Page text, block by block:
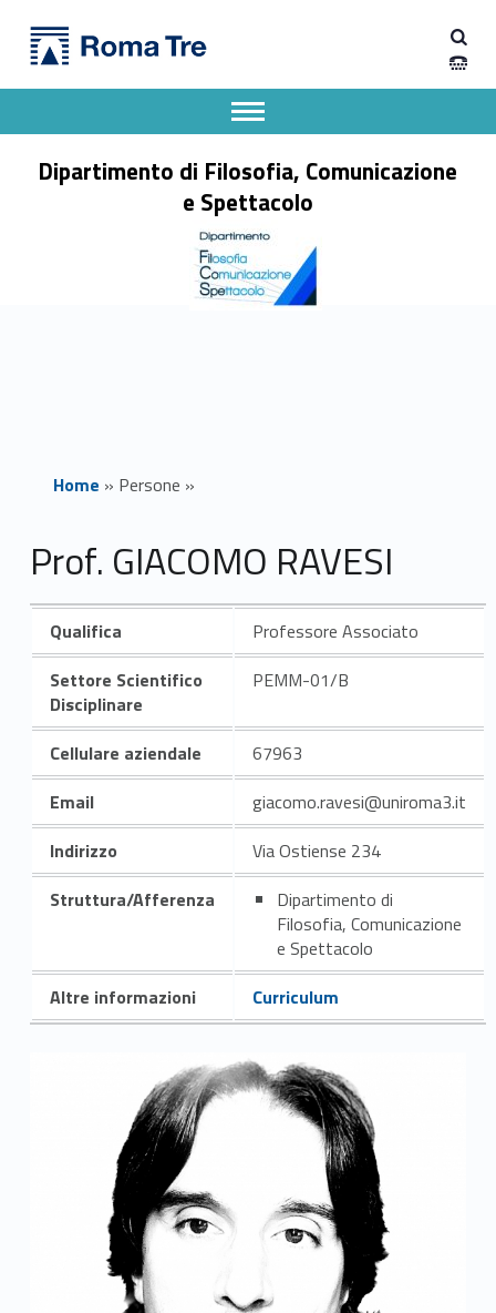
Prof. GIACOMO RAVESI - Dipartimento di Filosofia, Comunicazione e Spettacolo
Dipartimento di Filosofia, Comunicazione
e Spettacolo
Apri il menu secondario
Header info sidebar
Home » Persone »
Prof. GIACOMO RAVESI
Qualifica
Professore Associato
Settore Scientifico
Disciplinare
PEMM-01/B
Cellulare aziendale
67963
Email
giacomo.ravesi@uniroma3.it
Indirizzo
Via Ostiense 234
Struttura/Afferenza
Dipartimento di
Filosofia, Comunicazione
e Spettacolo
Altre informazioni
Curriculum